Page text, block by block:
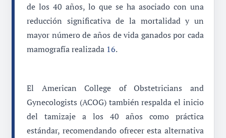
de los 40 años, lo que se ha asociado con una
reducción significativa de la mortalidad y un
mayor número de años de vida ganados por cada
mamografía realizada 16.
El American College of Obstetricians and
Gynecologists (ACOG) también respalda el inicio
del tamizaje a los 40 años como práctica
estándar, recomendando ofrecer esta alternativa